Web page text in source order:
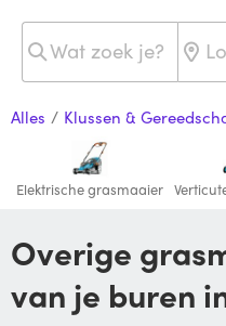
Alles / Klussen &
Elektrische grasmaaier
Overige grasmaaiers huren
van je buren